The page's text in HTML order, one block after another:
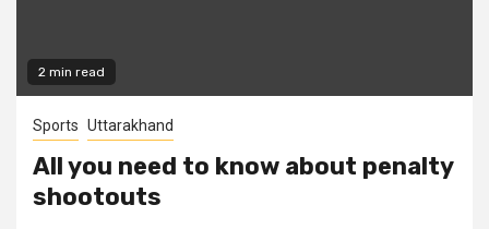
2 min read
Sports Uttarakhand
All you need to know about penalty
shootouts